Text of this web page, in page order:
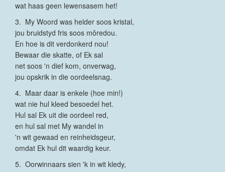
wat haas geen lewensasem het!
3. My Woord was helder soos kristal,
jou bruidstyd fris soos môredou.
En hoe is dit verdonkerd nou!
Bewaar die skatte, of Ek sal
net soos 'n dief kom, onverwag,
jou opskrik in die oordeelsnag.
4. Maar daar is enkele (hoe min!)
wat nie hul kleed besoedel het.
Hul sal Ek uit die oordeel red,
en hul sal met My wandel in
'n wit gewaad en reinheidsgeur,
omdat Ek hul dit waardig keur.
5. Oorwinnaars sien 'k in wit kledy,